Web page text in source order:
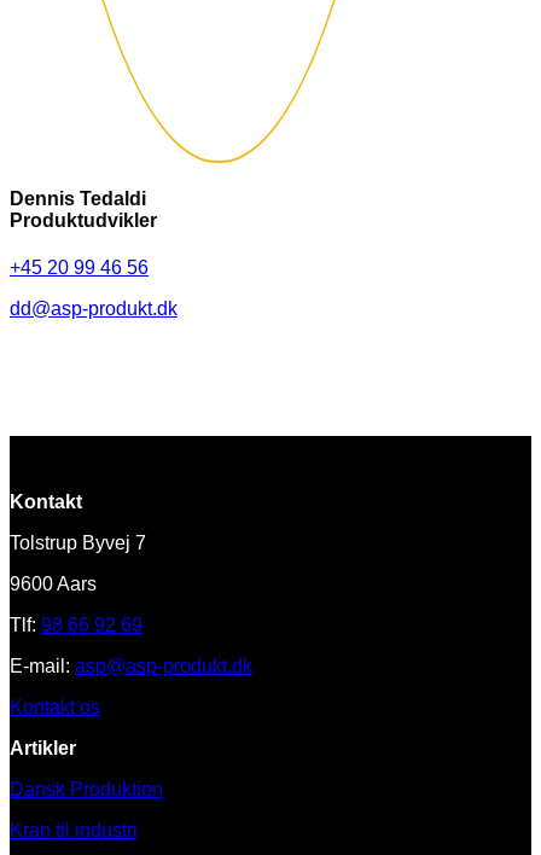
Dennis Tedaldi
Produktudvikler
+45 20 99 46 56
dd@asp-produkt.dk
Kontakt
Tolstrup Byvej 7
9600 Aars
Tlf: 98 66 92 69
E-mail: asp@asp-produkt.dk
Kontakt os
Artikler
Dansk Produktion
Kran til industri